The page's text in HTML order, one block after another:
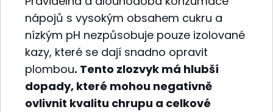
nápojů s vysokým obsahem cukru a
nízkým pH nezpůsobuje pouze izolované
kazy, které se dají snadno opravit
plombou. Tento zlozvyk má hlubší
dopady, které mohou negativně
ovlivnit kvalitu chrupu a celkové